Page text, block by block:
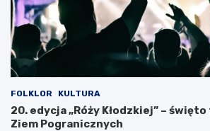
i
a
W
a
k
a
c
j
i
FOLKLOR KULTURA
20. edycja „Róży Kłodzkiej” –
Ziem Pogranicznych